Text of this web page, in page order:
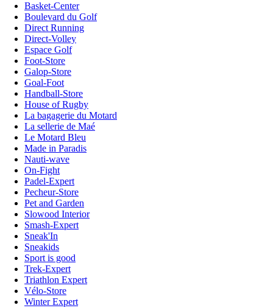
Basket-Center
Boulevard du Golf
Direct Running
Direct-Volley
Espace Golf
Foot-Store
Galop-Store
Goal-Foot
Handball-Store
House of Rugby
La bagagerie du Motard
La sellerie de Maé
Le Motard Bleu
Made in Paradis
Nauti-wave
On-Fight
Padel-Expert
Pecheur-Store
Pet and Garden
Slowood Interior
Smash-Expert
Sneak'In
Sneakids
Sport is good
Trek-Expert
Triathlon Expert
Vélo-Store
Winter Expert